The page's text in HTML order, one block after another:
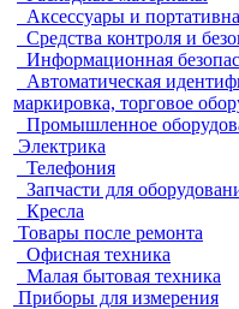
Аксессуары и
Средства контроля и
Информационная
Автоматическая
маркировка, торговое
Промышленное
Электрика
Телефония
Запчасти для
Кресла
Товары после ремонта
Офисная техника
Малая бытовая техника
Приборы для измерения